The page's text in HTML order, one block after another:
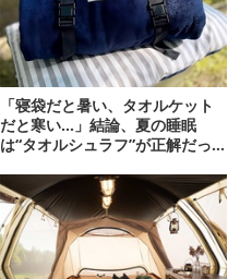
「寝袋だと暑い、タオルケット
だと寒い…」結論、夏の睡眠
は“タオルシュラフ”が正解だっ